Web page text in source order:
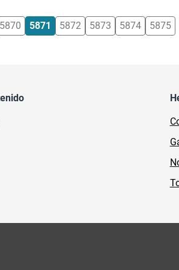
5870 5871 5872 5873 5874 5875